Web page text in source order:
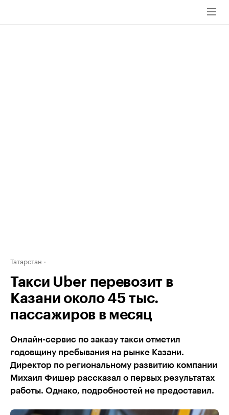
Татарстан
Такси Uber перевозит в
Казани около 45 тыс.
пассажиров в месяц
Онлайн-сервис по заказу такси отметил
годовщину пребывания на рынке Казани.
Директор по региональному развитию компании
Михаил Фишер рассказал о первых результатах
работы. Однако, подробностей не предоставил.